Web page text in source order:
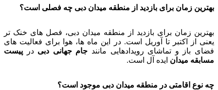
بهترین زمان برای بازدید از منطقه میدان دبی چه فصلی است؟
بهترین زمان برای بازدید از منطقه میدان دبی، فصل های خنک تر
یعنی از اکتبر تا آوریل است. در این ماه ها، هوا برای فعالیت های
فضای باز و تماشای رویدادهایی مانند جام جهانی دبی در پیست
مسابقه میدان ایده آل است.
چه نوع اقامتی در منطقه میدان دبی موجود است؟